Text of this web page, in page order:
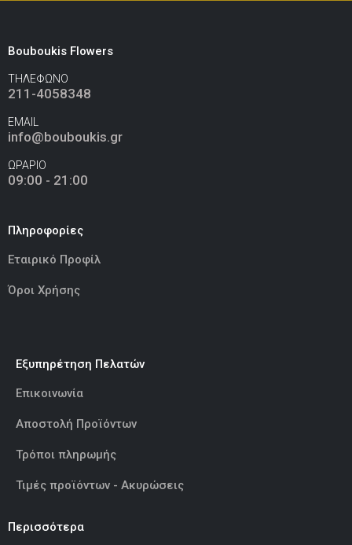
Bouboukis Flowers
ΤΗΛΕΦΩΝΟ
211-4058348
EMAIL
info@bouboukis.gr
ΩΡΑΡΙΟ
09:00 - 21:00
Πληροφορίες
Εταιρικό Προφίλ
Όροι Χρήσης
Εξυπηρέτηση Πελατών
Επικοινωνία
Αποστολή Προϊόντων
Τρόποι πληρωμής
Τιμές προϊόντων - Ακυρώσεις
Περισσότερα